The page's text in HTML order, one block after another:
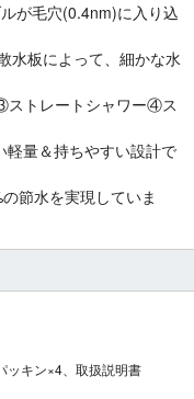
が毛穴(0.4nm)に入り込
水板によって、細かな水
トレートシャワー④ス
軽量＆持ちやすい設計で
節水を実現していま
ッキン×4、取扱説明書